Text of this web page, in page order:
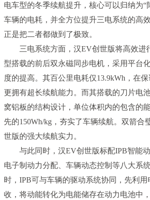
电车型的冬季续航提升，核心可以归纳为“
车辆的电耗，并全方位提升三电系统的高
正是把二者都做到了极致。
三电系统方面，汉EV创世版将高效进
型搭载的前后双永磁同步电机，采用平台
度的提高。其百公里电耗仅13.9kWh，在
更拥有超长续航能力。而其搭载的刀片电
窝铝板的结构设计，单位体积内的包含的
先的150Wh/kg，夯实了车辆续航。双箭合
世版的强大续航实力。
与此同时，汉EV创世版标配IPB智能动
电子制动力分配、车辆动态控制等八大系
时，IPB可与车辆的驱动系统协同，先利用
收，将动能转化为电能储存在动力电池中